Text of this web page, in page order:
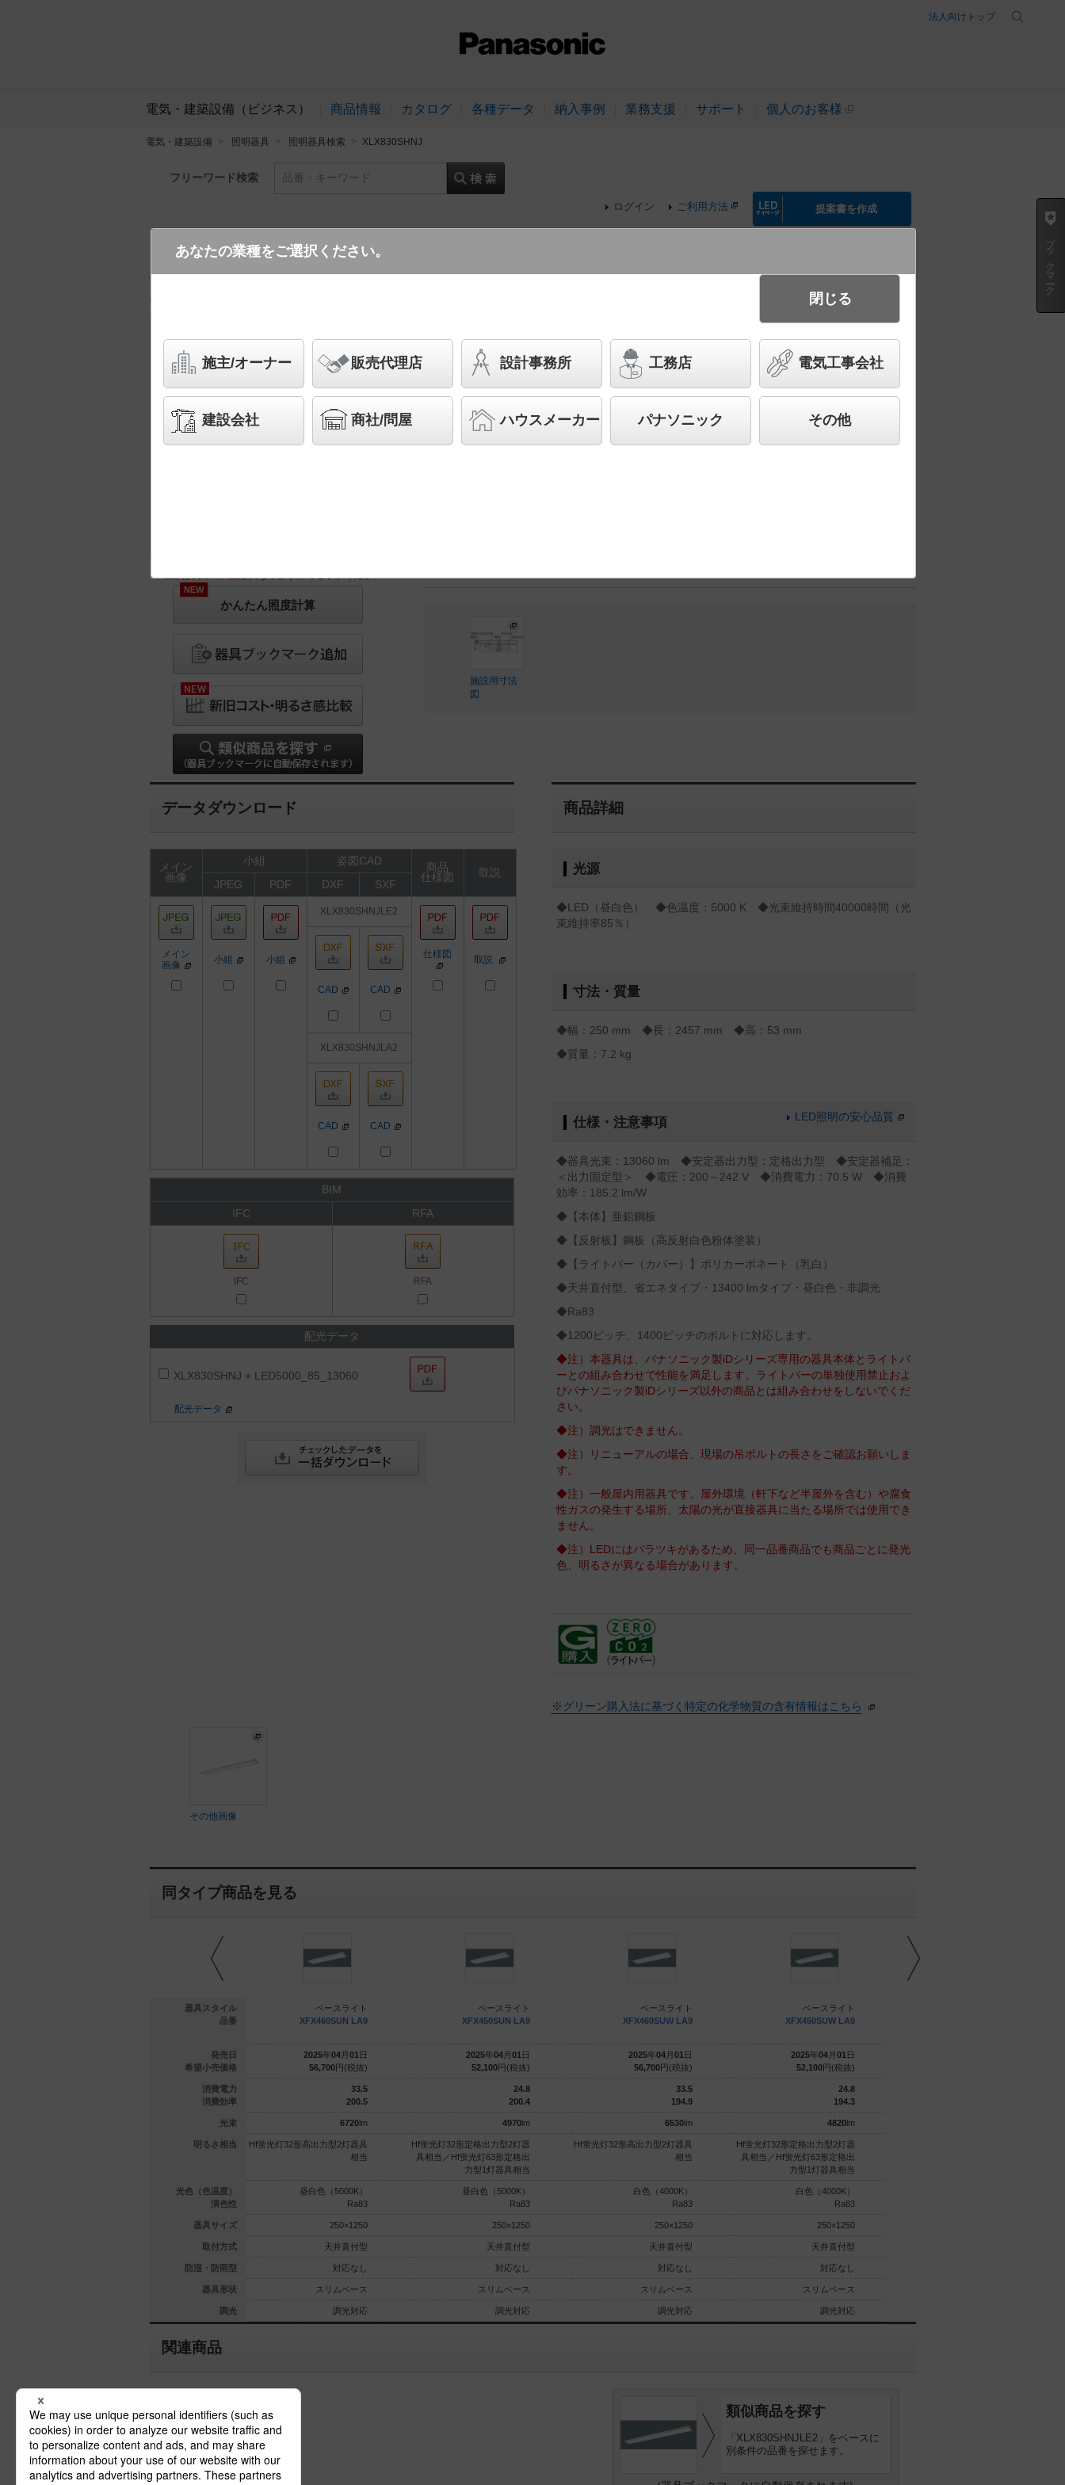
法人向けトップ
電気・建築設備（ビジネス） 商品情報 カタログ 各種データ 納入事例 業務支援 サポート 個人のお客様
電気・建築設備 照明器具 照明器具検索 XLX830SHNJ
フリーワード検索 品番・キーワード
ログイン ご利用方法 提案書を作成
XLX830SHNJ LE2 (省エネタイプ・13400 lmタイプ・昼白色・非調光)
※画像は実際の商品と異なりますのでご了承ください
NEW
かんたん照度計算
天井直付型 110形 一体型LEDベースライト スリムベース Hf蛍光灯86形定
格出力型2灯器具相当 Hf86形定格出力型2灯・13400 lm
先端SSL商品※（長寿命・省電力のLEDを主照明にした、高品質、快適性、先進性を備えた商
品群です。）※LEDを中心とする次世代半導体照明
◆工場在庫品
◆希望小売価格 95,000 円（税抜）
施設用寸法
図
データダウンロード
メイン
画像
小組 姿図CAD
商品
仕様図
取説
JPEG
PDF DXF SXF
メイン
画像
小組 小組
XLX830SHNJLE2
仕様図 取説
CAD CAD
XLX830SHNJLA2
CAD CAD
BIM
IFC
RFA
IFC RFA
配光データ
XLX830SHNJ + LED5000_85_13060
配光データ
商品詳細
光源
◆LED（昼白色） ◆色温度：5000 K ◆光束維持時間40000時間（光
束維持率85％）
寸法・質量
◆幅：250 mm ◆長：2457 mm ◆高：53 mm
◆質量：7.2 kg
仕様・注意事項 LED照明の安心品質
◆器具光束：13060 lm ◆安定器出力型：定格出力型 ◆安定器補足：
＜出力固定型＞ ◆電圧：200～242 V ◆消費電力：70.5 W ◆消費
効率：185.2 lm/W
◆【本体】亜鉛鋼板
◆【反射板】鋼板（高反射白色粉体塗装）
◆【ライトバー（カバー）】ポリカーボネート（乳白）
◆天井直付型、省エネタイプ・13400 lmタイプ・昼白色・非調光
◆Ra83
◆1200ピッチ、1400ピッチのボルトに対応します。
◆注）本器具は、パナソニック製iDシリーズ専用の器具本体とライトバ
ーとの組み合わせで性能を満足します。ライトバーの単独使用禁止およ
びパナソニック製iDシリーズ以外の商品とは組み合わせをしないでくだ
さい。
◆注）調光はできません。
◆注）リニューアルの場合、現場の吊ボルトの長さをご確認お願いしま
す。
◆注）一般屋内用器具です。屋外環境（軒下など半屋外を含む）や腐食
性ガスの発生する場所、太陽の光が直接器具に当たる場所では使用でき
ません。
◆注）LEDにはバラツキがあるため、同一品番商品でも商品ごとに発光
色、明るさが異なる場合があります。
※グリーン購入法に基づく特定の化学物質の含有情報はこちら
その他画像
同タイプ商品を見る
器具スタイル
品番
発売日
希望小売価格
消費電力
消費効率
光束
明るさ相当
光色（色温度）
演色性
器具サイズ
取付方式
防湿・防雨型
器具形状
調光
ベースライト
円(税抜)
26.3
183.2
Hf蛍光灯32形定格出力型2灯器
白色（4000K）
250×1250
天井直付型
対応なし
スリムベース
ベースライト
XFX460SUN LA9
2025年04月 01 日
56,700円(税抜)
33.5
200.5
6720lm
Hf蛍光灯32形高出力型2灯器具
相当
昼白色（5000K）
Ra83
250×1250
天井直付型
対応なし
スリムベース
調光対応
ベースライト
XFX450SUN LA9
2025年04月 01 日
52,100円(税抜)
24.8
200.4
4970lm
Hf蛍光灯32形定格出力型2灯器
具相当／Hf蛍光灯63形定格出
力型1灯器具相当
昼白色（5000K）
Ra83
250×1250
天井直付型
対応なし
スリムベース
調光対応
ベースライト
XFX460SUW LA9
2025年04月 01 日
56,700円(税抜)
33.5
194.9
6530lm
Hf蛍光灯32形高出力型2灯器具
相当
白色（4000K）
Ra83
250×1250
天井直付型
対応なし
スリムベース
調光対応
ベースライト
XFX450SUW LA9
2025年04月 01 日
52,100円(税抜)
24.8
194.3
4820lm
Hf蛍光灯32形定格出力型2灯器
具相当／Hf蛍光灯63形定格出
力型1灯器具相当
白色（4000K）
Ra83
250×1250
天井直付型
対応なし
スリムベース
調光対応
関連商品
類似商品を探す
「XLX830SHNJLE2」をベースに
別条件の品番を探せます。
ブックマーク
あなたの業種をご選択ください。
施主/オーナー 販売代理店 設計事務所 工務店 電気工事会社
建設会社 商社/問屋 ハウスメーカー パナソニック その他
閉じる